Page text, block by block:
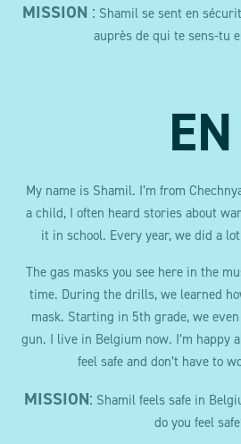
MISSION : Shamil se sent en
auprès de qui te sens-tu
EN
My name is Shamil. I’m from
a child, I often heard stories about
it in school. Every year, we did a
The gas masks you see here in the
time. During the drills, we learned
mask. Starting in 5th grade, we
gun. I live in Belgium now. I’m happy
feel safe and don’t have to
MISSION: Shamil feels safe in
do you feel